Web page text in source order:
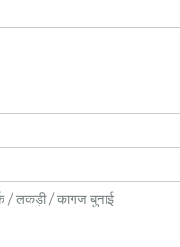
/ लकड़ी / कागज बुनाई